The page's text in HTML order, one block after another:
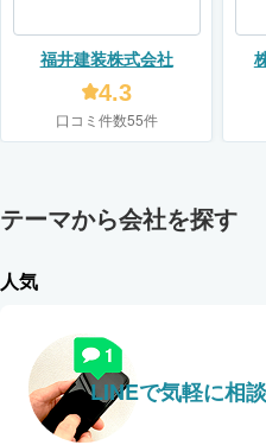
福井建装株式会社
4.3
口コミ件数55件
テーマから会社を探す
人気
LINEで気軽に相談